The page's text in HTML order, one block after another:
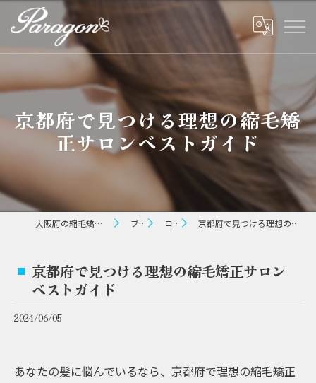
京都府で見つける理想の縮毛矯
正サロンベストガイド
大阪府の縮毛矯正ならパラゴン ヘアー ブログ コラム 京都府で見つける理想の縮毛矯正サロンベストガイド
京都府で見つける理想の縮毛矯正サロン
ベストガイド
2024/06/05
あなたの髪に悩んでいるなら、京都府で理想の縮毛矯正